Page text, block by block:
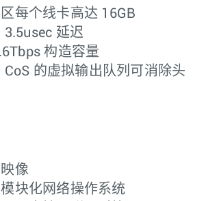
每个线卡高达 16GB
3.5usec 延迟
构造容量
的虚拟输出队列可消除头
像
块化网络操作系统